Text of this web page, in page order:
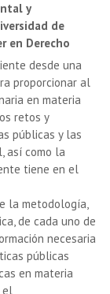
y
de
en Derecho
desde una
proporcionar al
en materia
retos y
públicas y las
así como la
tiene en el
la metodología,
de cada uno de
necesaria
públicas
en materia
el